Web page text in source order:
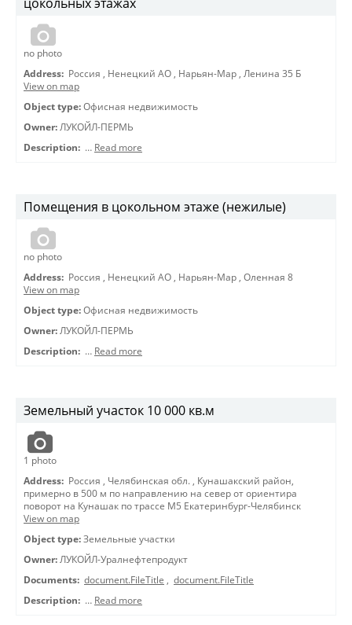
no photo
Address: Россия , Ненецкий АО , Нарьян-Мар , Ленина 35 Б
View on map
Object type: Офисная недвижимость
Owner: ЛУКОЙЛ-ПЕРМЬ
Description: … Read more
Помещения в цокольном этаже (нежилые)
no photo
Address: Россия , Ненецкий АО , Нарьян-Мар , Оленная 8
View on map
Object type: Офисная недвижимость
Owner: ЛУКОЙЛ-ПЕРМЬ
Description: … Read more
Земельный участок 10 000 кв.м
1 photo
Address: Россия , Челябинская обл. , Кунашакский район,
примерно в 500 м по направлению на север от ориентира
поворот на Кунашак по трассе М5 Екатеринбург-Челябинск
View on map
Object type: Земельные участки
Owner: ЛУКОЙЛ-Уралнефтепродукт
Documents: document.FileTitle , document.FileTitle
Description: … Read more